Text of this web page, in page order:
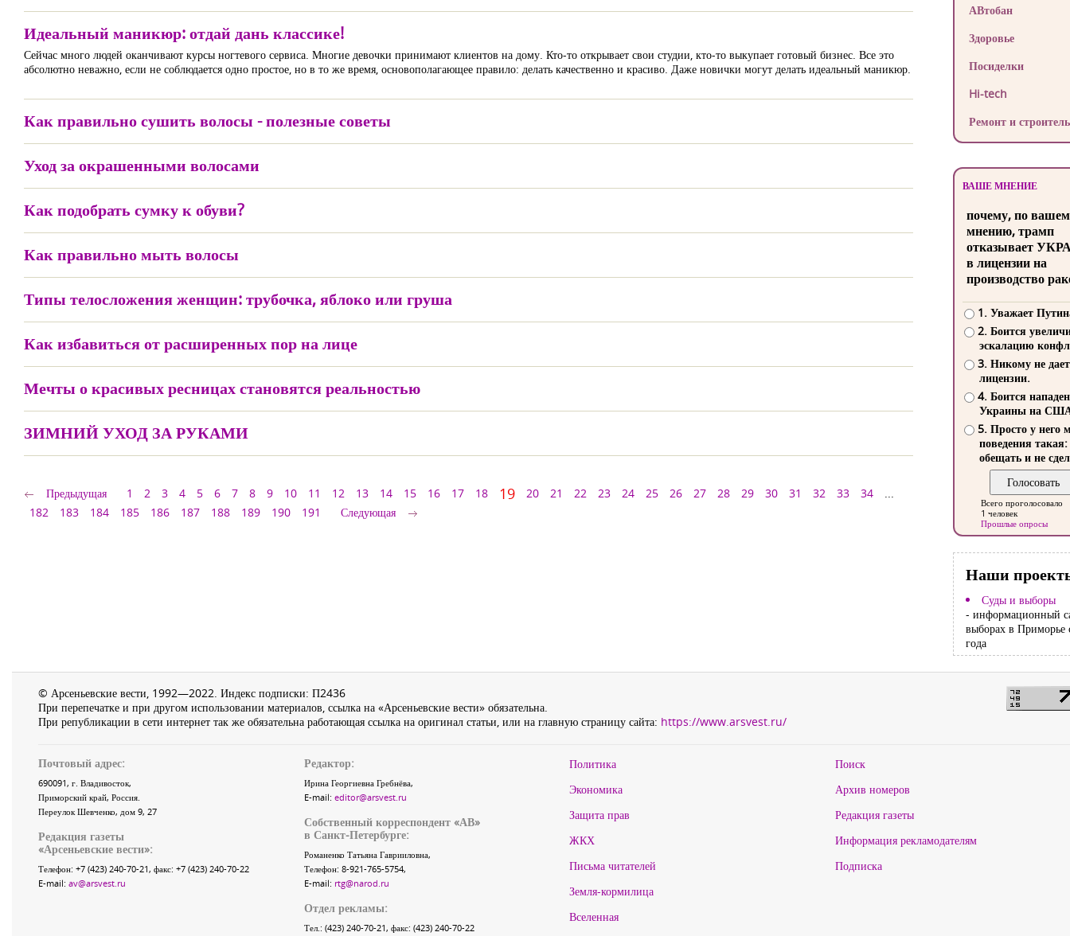
Идеальный маникюр: отдай дань классике!
Сейчас много людей оканчивают курсы ногтевого сервиса. Многие девочки принимают клиентов на дому. Кто-то открывает свои студии, кто-то выкупает готовый бизнес. Все это
абсолютно неважно, если не соблюдается одно простое, но в то же время, основополагающее правило: делать качественно и красиво. Даже новички могут делать идеальный маникюр.
Как правильно сушить волосы - полезные советы
Уход за окрашенными волосами
Как подобрать сумку к обуви?
Как правильно мыть волосы
Типы телосложения женщин: трубочка, яблоко или груша
Как избавиться от расширенных пор на лице
Мечты о красивых ресницах становятся реальностью
ЗИМНИЙ УХОД ЗА РУКАМИ
Предыдущая 1 2 3 4 5 6 7 8 9 10 11 12 13 14 15 16 17 18 19 20 21 22 23 24 25 26 27 28 29 30 31 32 33 34
...
182
183 184 185 186 187 188 189 190 191 Следующая
АВтобан
Здоровье
Посиделки
Hi-tech
Ремонт и
ВАШЕ МНЕНИЕ
почему, по
мнению, трамп
отказывает
в лицензии на
производство
1. Уважает
2. Боится
эскалацию
3. Никому не
лицензии.
4. Боится
Украины на
5. Просто у него
поведения такая:
обещать и не
Всего проголосовало
1 человек
Прошлые опросы
Наши
Суды и выборы
- информационный
выборах в Приморье
года
© Арсеньевские вести, 1992—2022. Индекс подписки: П2436
При перепечатке и при другом использовании материалов, ссылка на «Арсеньевские вести» обязательна.
При републикации в сети интернет так же обязательна работающая ссылка на оригинал статьи, или на главную страницу сайта: https://www.arsvest.ru/
Почтовый адрес:
690091, г. Владивосток,
Приморский край, Россия.
Переулок Шевченко, дом 9, 27
Редакция газеты
«Арсеньевские вести»:
Телефон: +7 (423) 240-70-21, факс: +7 (423) 240-70-22
E-mail: av@arsvest.ru
Редактор:
Ирина Георгиевна Гребнёва,
E-mail: editor@arsvest.ru
Собственный корреспондент «АВ»
в Санкт-Петербурге:
Романенко Татьяна Гаврииловна,
Телефон: 8-921-765-5754,
E-mail: rtg@narod.ru
Отдел рекламы:
Тел.: (423) 240-70-21, факс: (423) 240-70-22
Политика
Экономика
Защита прав
ЖКХ
Письма читателей
Земля-кормилица
Вселенная
Поиск
Архив номеров
Редакция газеты
Информация рекламодателям
Подписка